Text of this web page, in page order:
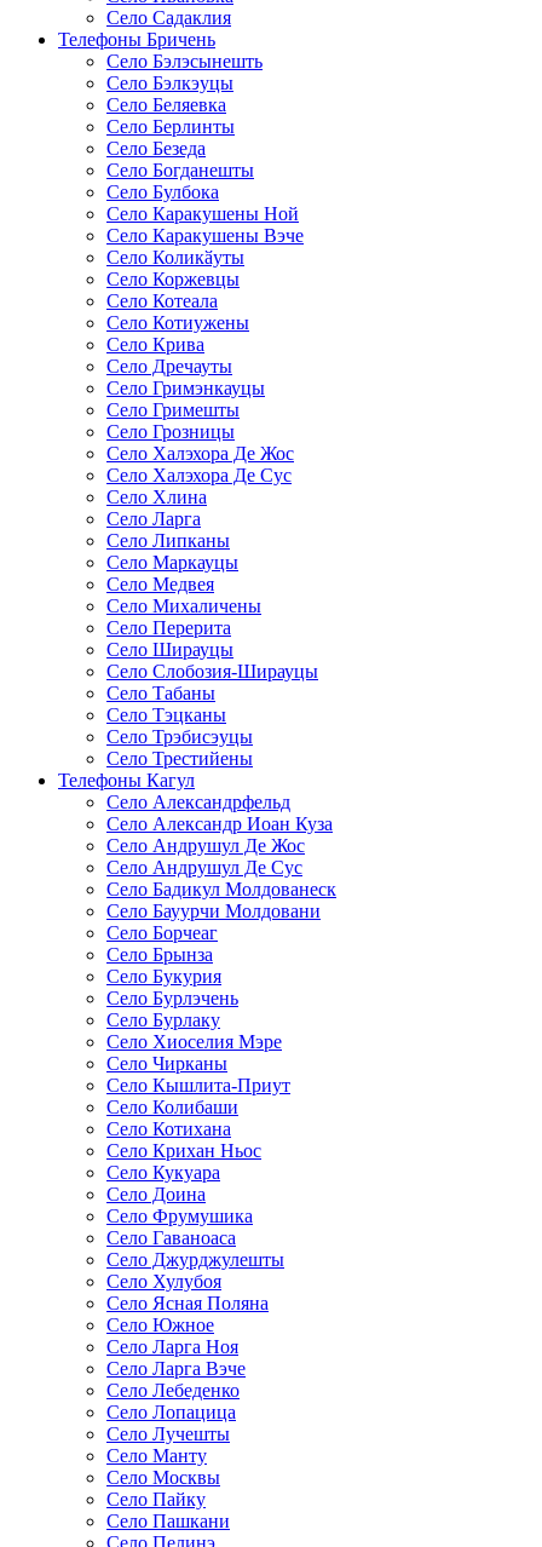
Село Садаклия
Телефоны Бричень
Село Бэлэсынешть
Село Бэлкэуцы
Село Беляевка
Село Берлинты
Село Безеда
Село Богданешты
Село Булбока
Село Каракушены Ной
Село Каракушены Вэче
Село Коликӑуты
Село Коржевцы
Село Котеала
Село Котиужены
Село Крива
Село Дречауты
Село Гримэнкауцы
Село Гримешты
Село Грозницы
Село Халэхора Де Жос
Село Халэхора Де Сус
Село Хлина
Село Ларга
Село Липканы
Село Маркауцы
Село Медвея
Село Михаличены
Село Перерита
Село Ширауцы
Село Слобозия-Ширауцы
Село Табаны
Село Тэцканы
Село Трэбисэуцы
Село Трестийены
Телефоны Кагул
Село Александрфельд
Село Александр Иоан Куза
Село Андрушул Де Жос
Село Андрушул Де Сус
Село Бадикул Молдованеск
Село Бауурчи Молдовани
Село Борчеаг
Село Брынза
Село Букурия
Село Бурлэчень
Село Бурлаку
Село Хиоселия Мэре
Село Чирканы
Село Кышлита-Приут
Село Колибаши
Село Котихана
Село Крихан Ньос
Село Кукуара
Село Доина
Село Фрумушика
Село Гаваноаса
Село Джурджулешты
Село Хулубоя
Село Ясная Поляна
Село Южное
Село Ларга Ноя
Село Ларга Вэче
Село Лебеденко
Село Лопацица
Село Лучешты
Село Манту
Село Москвы
Село Пайку
Село Пашкани
Село Пелинэ